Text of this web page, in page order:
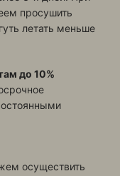
просушить
летать меньше
до 10%
осуществить